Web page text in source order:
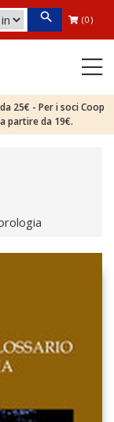
(0)
25€ - Per i soci Coop
partire da 19€.